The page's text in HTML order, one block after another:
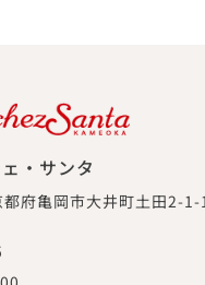
・サンタ
府亀岡市大井町土田2-1-